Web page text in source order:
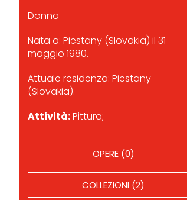
Donna
Nata a: Piestany (Slovakia) il 31
maggio 1980.
Attuale residenza: Piestany
(Slovakia).
Attività:Pittura;
OPERE (0)
COLLEZIONI (2)